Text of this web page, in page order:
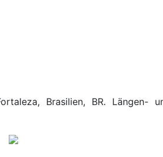
Brasilien, BR. Längen-